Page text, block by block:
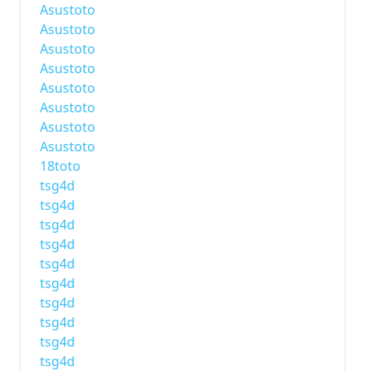
Asustoto
Asustoto
Asustoto
Asustoto
Asustoto
Asustoto
Asustoto
Asustoto
18toto
tsg4d
tsg4d
tsg4d
tsg4d
tsg4d
tsg4d
tsg4d
tsg4d
tsg4d
tsg4d